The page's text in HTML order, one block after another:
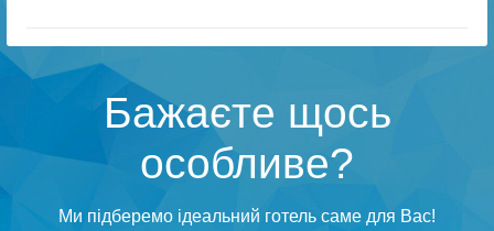
Бажаєте щось
особливе?
Ми підберемо ідеальний готель саме для Вас!